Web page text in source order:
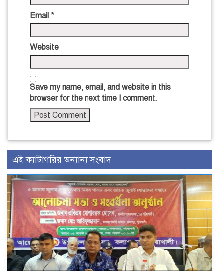
Email *
Website
Save my name, email, and website in this
browser for the next time I comment.
এই ক্যাটাগরির অন্যান্য সংবাদ